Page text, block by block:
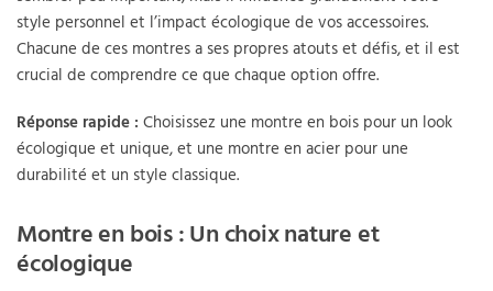
style personnel et l’impact écologique de vos accessoires.
Chacune de ces montres a ses propres atouts et défis, et il est
crucial de comprendre ce que chaque option offre.
Réponse rapide :Choisissez une montre en bois pour un look
écologique et unique, et une montre en acier pour une
durabilité et un style classique.
Montre en bois : Un choix nature et
écologique